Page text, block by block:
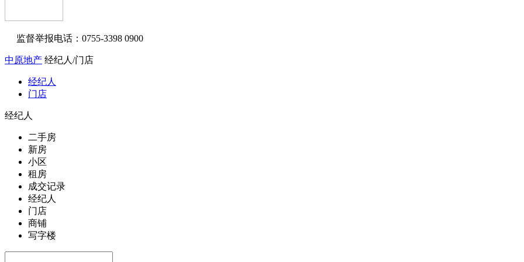
监督举报电话：0755-3398 0900
中原地产 经纪人/门店
经纪人
门店
经纪人
二手房
新房
小区
租房
成交记录
经纪人
门店
商铺
写字楼